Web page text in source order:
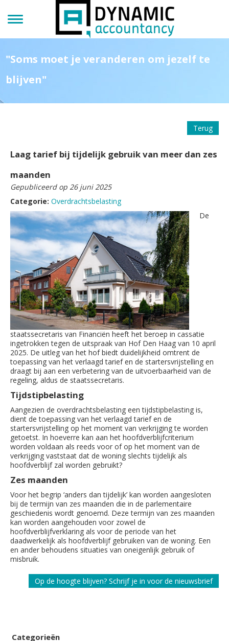
"Soms moet je veranderen om jezelf te
blijven"
Terug
Laag tarief bij tijdelijk gebruik van meer dan zes
maanden
Gepubliceerd op 26 juni 2025
Categorie: Overdrachtsbelasting
De
staatssecretaris van Financiën heeft het beroep in cassatie
ingetrokken tegen de uitspraak van Hof Den Haag van 10 april
2025. De uitleg van het hof biedt duidelijkheid omtrent de
toepassing van het verlaagd tarief en de startersvrijstelling en
draagt bij aan een verbetering van de uitvoerbaarheid van de
regeling, aldus de staatssecretaris.
Tijdstipbelasting
Aangezien de overdrachtsbelasting een tijdstipbelasting is,
dient de toepassing van het verlaagd tarief en de
startersvrijstelling op het moment van verkrijging te worden
getoetst. In hoeverre kan aan het hoofdverblijfcriterium
worden voldaan als reeds voor of op het moment van de
verkrijging vaststaat dat de woning slechts tijdelijk als
hoofdverblijf zal worden gebruikt?
Zes maanden
Voor het begrip ‘anders dan tijdelijk’ kan worden aangesloten
bij de termijn van zes maanden die in de parlementaire
geschiedenis wordt genoemd. Deze termijn van zes maanden
kan worden aangehouden voor zowel de
hoofdverblijfverklaring als voor de periode van het
daadwerkelijk als hoofdverblijf gebruiken van de woning. Een
en ander behoudens situaties van oneigenlijk gebruik of
misbruik.
Op de hoogte blijven? Schrijf je in voor de nieuwsbrief
Categorieën